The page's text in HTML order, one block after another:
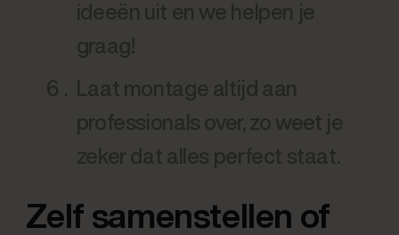
ideeën uit en we helpen je
graag!
Laat montage altijd aan
professionals over, zo weet je
zeker dat alles perfect staat.
Zelf samenstellen of